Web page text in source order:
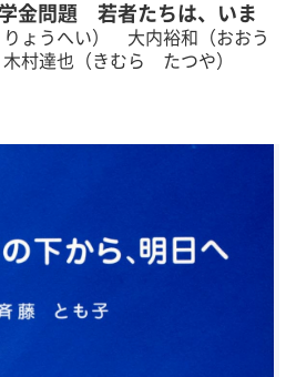
金問題 若者たちは、いま
ょうへい） 大内裕和（おおう
村達也（きむら たつや）